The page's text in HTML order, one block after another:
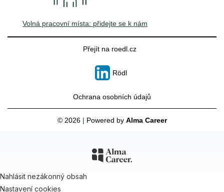
Volná pracovní místa: přidejte se k nám
Přejít na roedl.cz
Rödl
Ochrana osobních údajů
© 2026 | Powered by Alma Career
Nahlásit nezákonný obsah
Nastavení cookies